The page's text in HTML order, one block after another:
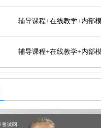
辅导课程+在线教学+内部
辅导课程+在线教学+内部